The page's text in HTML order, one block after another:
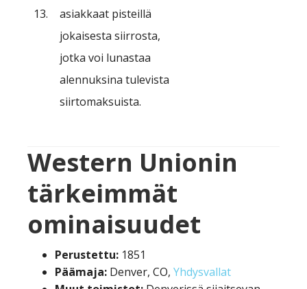
13.
asiakkaat pisteillä
jokaisesta siirrosta,
jotka voi lunastaa
alennuksina tulevista
siirtomaksuista.
Western Unionin
tärkeimmät
ominaisuudet
Perustettu: 1851
Päämaja: Denver, CO, Yhdysvallat